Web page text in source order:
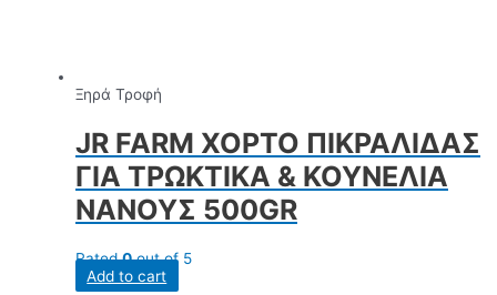
Ξηρά Τροφή
JR FARM ΧΟΡΤΟ ΠΙΚΡΑΛΙΔΑΣ
ΓΙΑ ΤΡΩΚΤΙΚΑ & ΚΟΥΝΕΛΙΑ
ΝΑΝΟΥΣ 500GR
Rated0out of 5
Add to cart